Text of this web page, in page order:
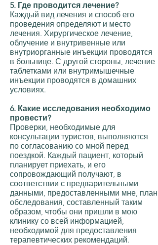
5. Где проводится лечение?
Каждый вид лечения и способ его
проведения определяют и место
лечения. Хирургическое лечение,
облучение и внутривенные или
внутриорганные инъекции проводятся
в больнице. С другой стороны, лечение
таблетками или внутримышечные
инъекции проводятся в домашних
условиях.
6. Какие исследования необходимо
провести?
Проверки, необходимые для
консультации туристов, выполняются
по согласованию со мной перед
поездкой. Каждый пациент, который
планирует приехать, и его
сопровождающий получают, в
соответствии с предварительными
данными, предоставленными мне, план
обследования, составленный таким
образом, чтобы они пришли в мою
клинику со всей информацией,
необходимой для предоставления
терапевтических рекомендаций.